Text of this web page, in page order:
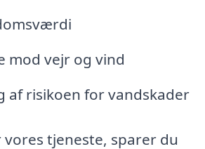
mod vejr og vind
af risikoen for vandskader
tjeneste, sparer du